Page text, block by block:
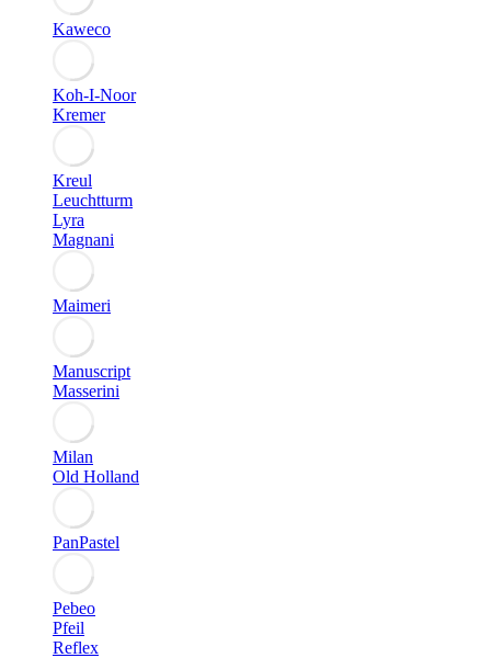
Kaweco
Koh-I-Noor
Kremer
Kreul
Leuchtturm
Lyra
Magnani
Maimeri
Manuscript
Masserini
Milan
Old Holland
PanPastel
Pebeo
Pfeil
Reflex